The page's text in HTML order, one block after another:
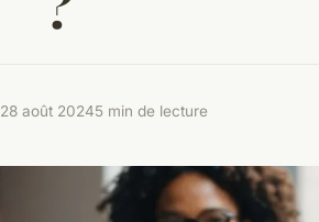
28 août 20245 min de lecture